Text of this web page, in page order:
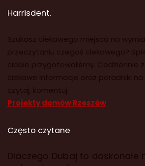
Harrisdent.
Projekty domów Rzeszów
Często czytane